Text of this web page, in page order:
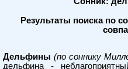
Результаты поиска по
Дельфины (по соннику
дельфина -